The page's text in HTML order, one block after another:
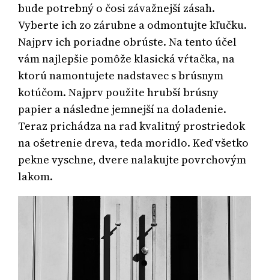
bude potrebný o čosi závažnejší zásah.
Vyberte ich zo zárubne a odmontujte kľučku.
Najprv ich poriadne obrúste. Na tento účel
vám najlepšie pomôže klasická vŕtačka, na
ktorú namontujete nadstavec s brúsnym
kotúčom. Najprv použite hrubší brúsny
papier a následne jemnejší na doladenie.
Teraz prichádza na rad kvalitný prostriedok
na ošetrenie dreva, teda moridlo. Keď všetko
pekne vyschne, dvere nalakujte povrchovým
lakom.